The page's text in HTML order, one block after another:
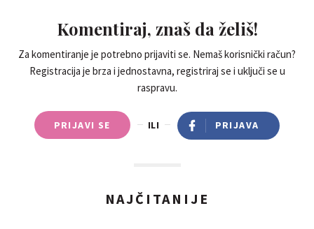
Komentiraj, znaš da želiš!
Za komentiranje je potrebno prijaviti se. Nemaš korisnički račun?
Registracija je brza i jednostavna, registriraj se i uključi se u
raspravu.
PRIJAVI SE ILI PRIJAVA
NAJČITANIJE